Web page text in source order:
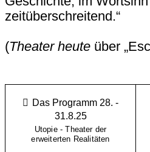
zeitüberschreitend.“
(Theater heute über
Das Programm 28. -
31.8.25
Utopie - Theater der
erweiterten Realitäten